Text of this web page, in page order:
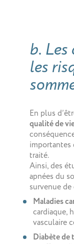
b. Les
les
En plus
qualité de
importantes
traité.
Ainsi, des
apnées du
survenue
Maladies
cardiaque,
vasculaire
Diabète de